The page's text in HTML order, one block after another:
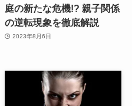
庭の新たな危機!? 親子関係
の逆転現象を徹底解説
2023年8月6日